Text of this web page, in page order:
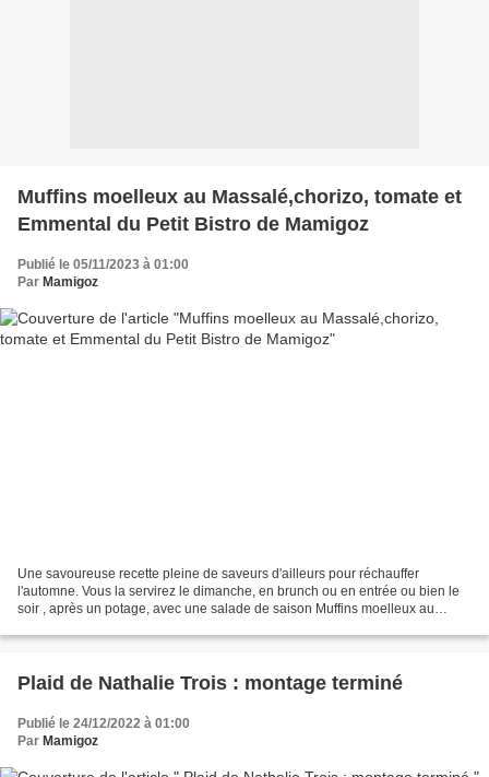
Muffins moelleux au Massalé,chorizo, tomate et
Emmental du Petit Bistro de Mamigoz
Publié le 05/11/2023 à 01:00
Par Mamigoz
Une savoureuse recette pleine de saveurs d'ailleurs pour réchauffer
l'automne. Vous la servirez le dimanche, en brunch ou en entrée ou bien le
soir , après un potage, avec une salade de saison Muffins moelleux au
Plaid de Nathalie Trois : montage terminé
Publié le 24/12/2022 à 01:00
Par Mamigoz